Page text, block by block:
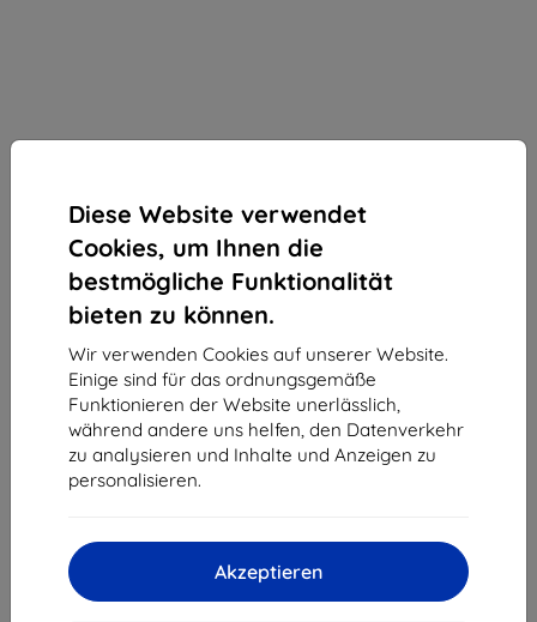
Diese Website verwendet
Cookies, um Ihnen die
bestmögliche Funktionalität
bieten zu können.
Wir verwenden Cookies auf unserer Website.
Einige sind für das ordnungsgemäße
Funktionieren der Website unerlässlich,
während andere uns helfen, den Datenverkehr
zu analysieren und Inhalte und Anzeigen zu
personalisieren.
Akzeptieren
3mk SilverProtection+ Schutzfolie für Huawei Pura
Geeignet für: Huawei Pura 70
11,61 €
ohne MWSt